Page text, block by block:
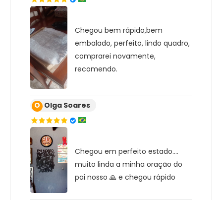
Chegou bem rápido,bem
embalado, perfeito, lindo quadro,
comprarei novamente,
recomendo.
O Olga Soares
Chegou em perfeito estado....
muito linda a minha oração do
pai nosso 🙏 e chegou rápido